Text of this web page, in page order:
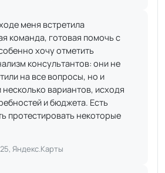
меня встретила
команда, готовая помочь с
хочу отметить
консультантов: они не
на все вопросы, но и
вариантов, исходя
и бюджета. Есть
протестировать некоторые
Яндекс.Карты